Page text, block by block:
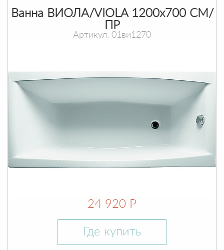
Ванна ВИОЛА/VIOLA 1200х700 СМ/
ПР
Артикул: 01ви1270
24 920 Р
Где купить